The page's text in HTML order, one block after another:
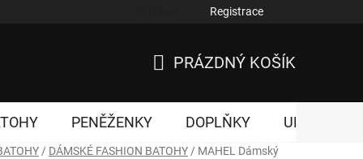
Registrace
KOŠÍK
PRÁZDNÝ KOŠÍK
PENĚŽENKY DOPLŇKY UNISEX
/ DÁMSKÉ FASHION BATOHY / MAHEL Dámský